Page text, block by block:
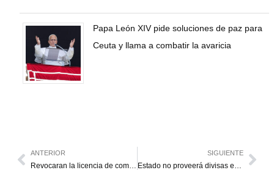
Papa León XIV pide soluciones de paz para
Ceuta y llama a combatir la avaricia
ANTERIOR
Revocaran la licencia de comercio a quien se una al paro
SIGUIENTE
Estado no proveerá divisas en nuevas subastas del Dicom